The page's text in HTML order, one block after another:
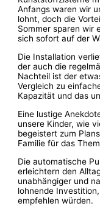
Anfangs waren wir
lohnt, doch die
Sommer sparen wir
sich sofort auf der
Die Installation
der auch die
Nachteil ist der
Vergleich zu
Kapazität und das
Eine lustige
unsere Kinder, wie
begeistert zum
Familie für das
Die automatische
erleichtern den
unabhängiger und
lohnende
empfehlen würden.